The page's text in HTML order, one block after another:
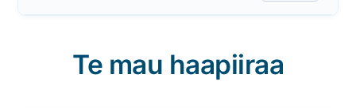
Te mau haapiiraa